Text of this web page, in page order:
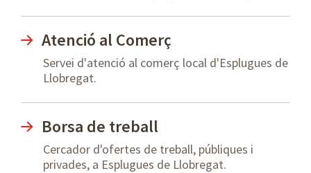
Atenció al Comerç
Servei d'atenció al comerç local d'Esplugues de
Llobregat.
Borsa de treball
Cercador d'ofertes de treball, públiques i
privades, a Esplugues de Llobregat.